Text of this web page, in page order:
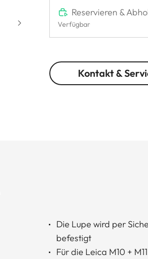
Reservieren &
Verfügbar
Kontakt &
Die Lupe wird per
befestigt
Für die Leica M10 +